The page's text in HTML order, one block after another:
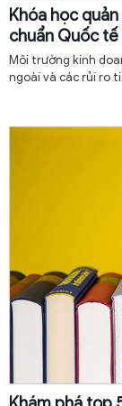
Khóa học
chuẩn Quốc tế
Môi trường kinh
ngoài và các rủi ro